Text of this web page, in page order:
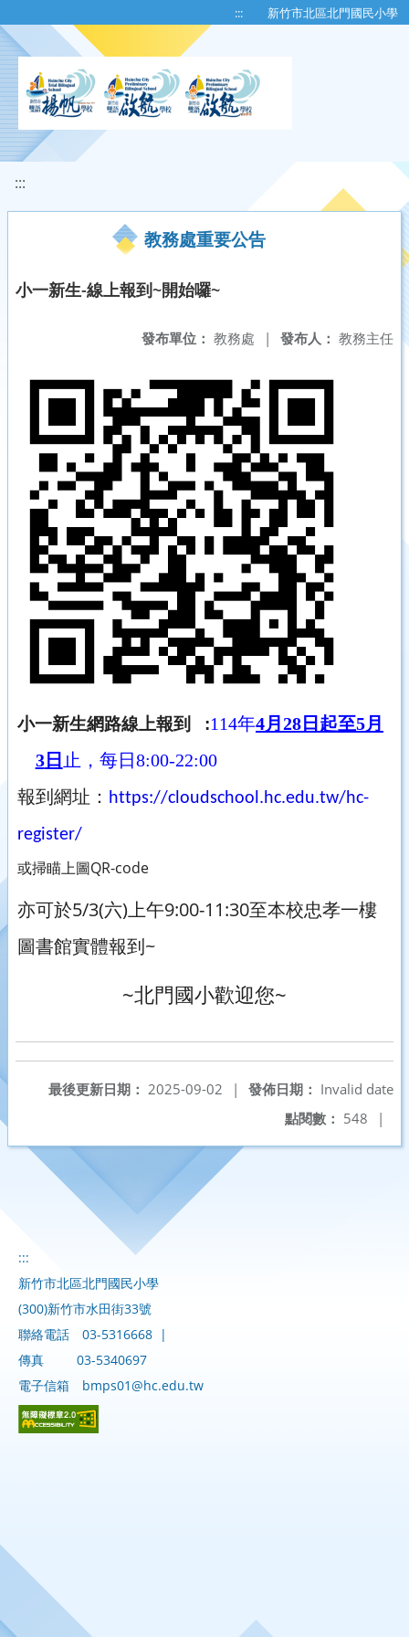
::: 新竹市北區北門國民小學
:::
教務處重要公告
小一新生-線上報到~開始囉~
發布人： 教務主任
發布單位： 教務處 |
小一新生網路線上報到 :114年4月 28 日起至5月
3日 止，每日 8:00-22:00
報到網址： https://cloudschool.hc.edu.tw/hc-
register/
或掃瞄上圖QR-code
亦可於5/3(六)上午9:00-11:30至本校忠孝一樓
圖書館實體報到~
~北門國小歡迎您~
發佈日期： Invalid date
最後更新日期： 2025-09-02
|
點閱數： 548 |
:::
新竹市北區北門國民小學
(300)新竹市水田街33號
聯絡電話
03-5316668 |
傳真
03-5340697
電子信箱
bmps01@hc.edu.tw